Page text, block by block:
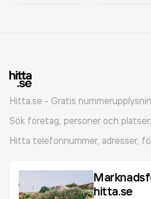
Hitta.se - Gratis
Sök företag, personer och platser.
Hitta telefonnummer, adresser,
hitta.se